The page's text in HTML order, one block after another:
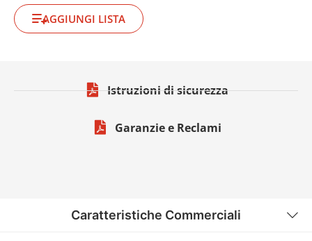
AGGIUNGI LISTA
Istruzioni di sicurezza
Garanzie e Reclami
Caratteristiche Commerciali